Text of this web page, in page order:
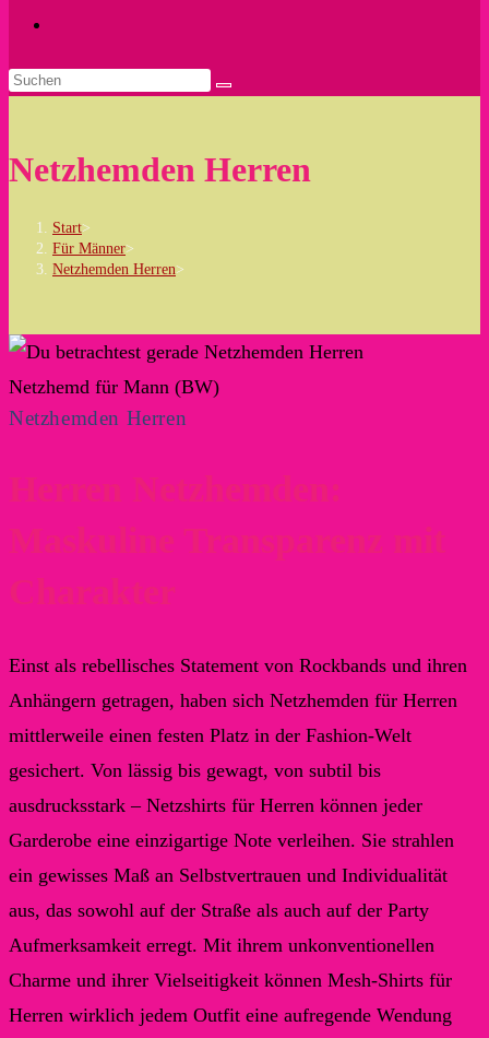
umschalten
Netzhemden Herren
Start>
Für Männer>
Netzhemden Herren>
Netzhemd für Mann (BW)
Netzhemden Herren
Herren Netzhemden:
Maskuline Transparenz mit
Charakter
Einst als rebellisches Statement von Rockbands und ihren
Anhängern getragen, haben sich Netzhemden für Herren
mittlerweile einen festen Platz in der Fashion-Welt
gesichert. Von lässig bis gewagt, von subtil bis
ausdrucksstark – Netzshirts für Herren können jeder
Garderobe eine einzigartige Note verleihen. Sie strahlen
ein gewisses Maß an Selbstvertrauen und Individualität
aus, das sowohl auf der Straße als auch auf der Party
Aufmerksamkeit erregt. Mit ihrem unkonventionellen
Charme und ihrer Vielseitigkeit können Mesh-Shirts für
Herren wirklich jedem Outfit eine aufregende Wendung